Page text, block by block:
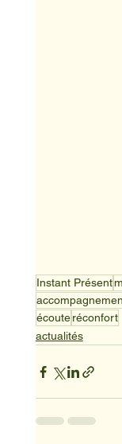
Instant Présent
écoute réconfort
actualités